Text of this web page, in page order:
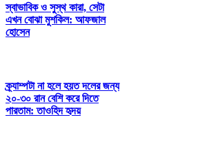
স্বাভাবিক ও সুস্থ কারা, সেটা
এখন বোঝা মুশকিল: আফজাল
হোসেন
ক্র্যাম্পটা না হলে হয়ত দলের জন্য
২০-৩০ রান বেশি করে দিতে
পারতাম: তাওহিদ হৃদয়